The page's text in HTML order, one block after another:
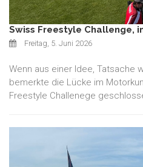
Swiss Freestyle Challenge,
Freitag, 5. Juni 2026
Wenn aus einer Idee, Tatsache
bemerkte die Lücke im
Freestyle Challenege